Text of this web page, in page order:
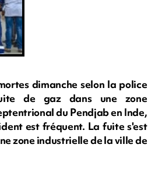
dimanche selon la police
de gaz dans une zone
du Pendjab en Inde,
est fréquent. La fuite s'est
zone industrielle de la ville de